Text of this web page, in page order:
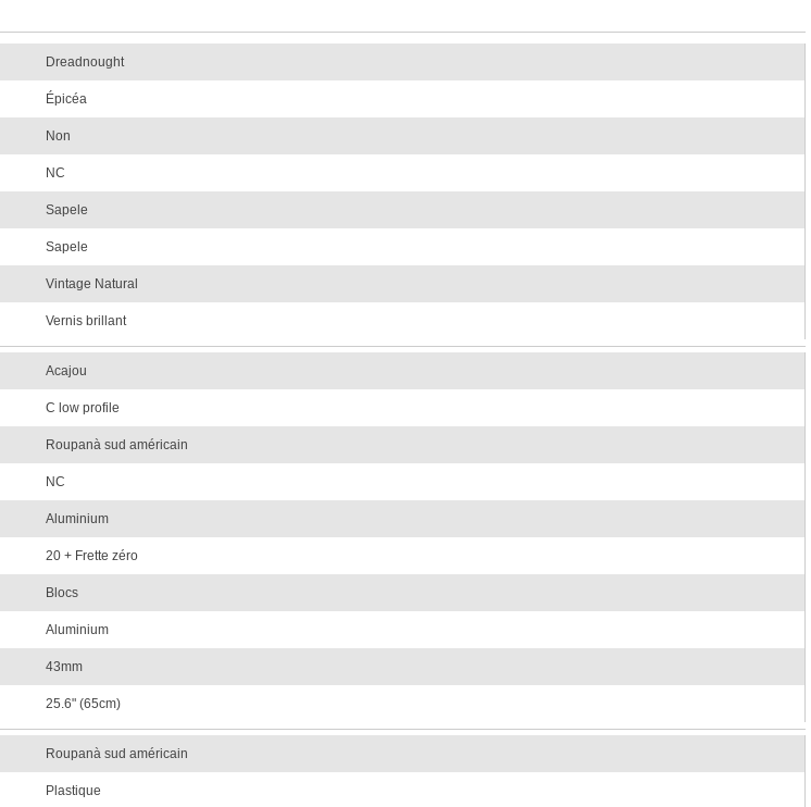
Dreadnought
Épicéa
Non
NC
Sapele
Sapele
Vintage Natural
Vernis brillant
Acajou
C low profile
Roupanà sud américain
NC
Aluminium
20 + Frette zéro
Blocs
Aluminium
43mm
25.6" (65cm)
Roupanà sud américain
Plastique